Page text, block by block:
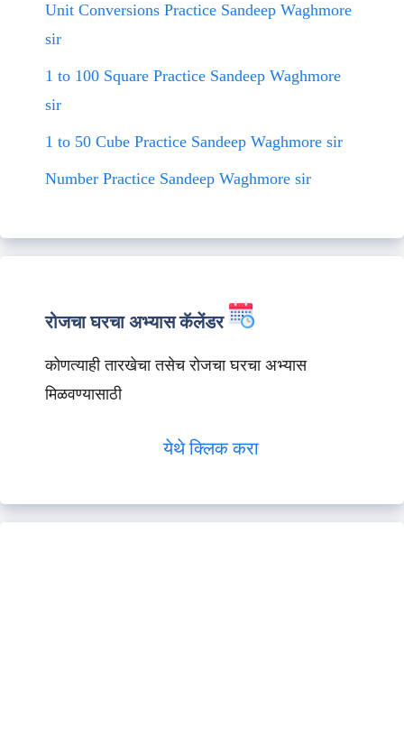
Unit Conversions Practice Sandeep Waghmore
sir
1 to 100 Square Practice Sandeep Waghmore
sir
1 to 50 Cube Practice Sandeep Waghmore sir
Number Practice Sandeep Waghmore sir
रोजचा घरचा अभ्यास कॅलेंडर
कोणत्याही तारखेचा तसेच रोजचा घरचा अभ्यास
मिळवण्यासाठी
येथे क्लिक करा